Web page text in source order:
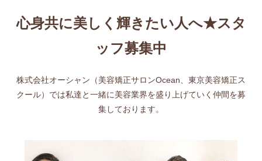
心身共に美しく輝きたい人へ★スタ
ッフ募集中
株式会社オーシャン（美容矯正サロンOcean、東京美容矯正ス
クール）では私達と一緒に美容業界を盛り上げていく仲間を募
集しております。